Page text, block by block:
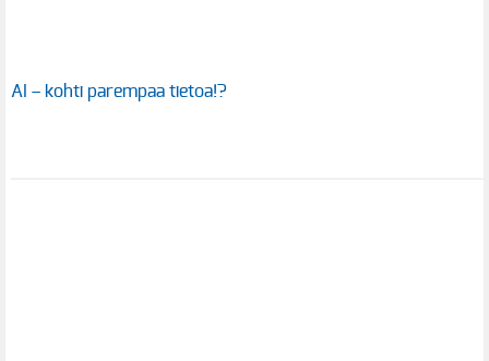
AI – kohti parempaa tietoa!?